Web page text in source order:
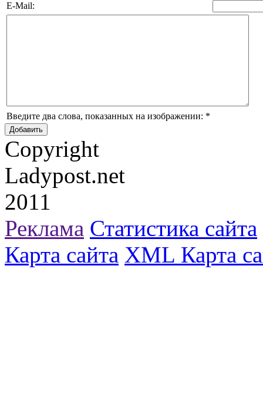
E-Mail:
Введите два слова, показанных на изображении: *
Copyright
Ladypost.net
2011
Реклама Статистика сайта
Карта сайта XML Карта